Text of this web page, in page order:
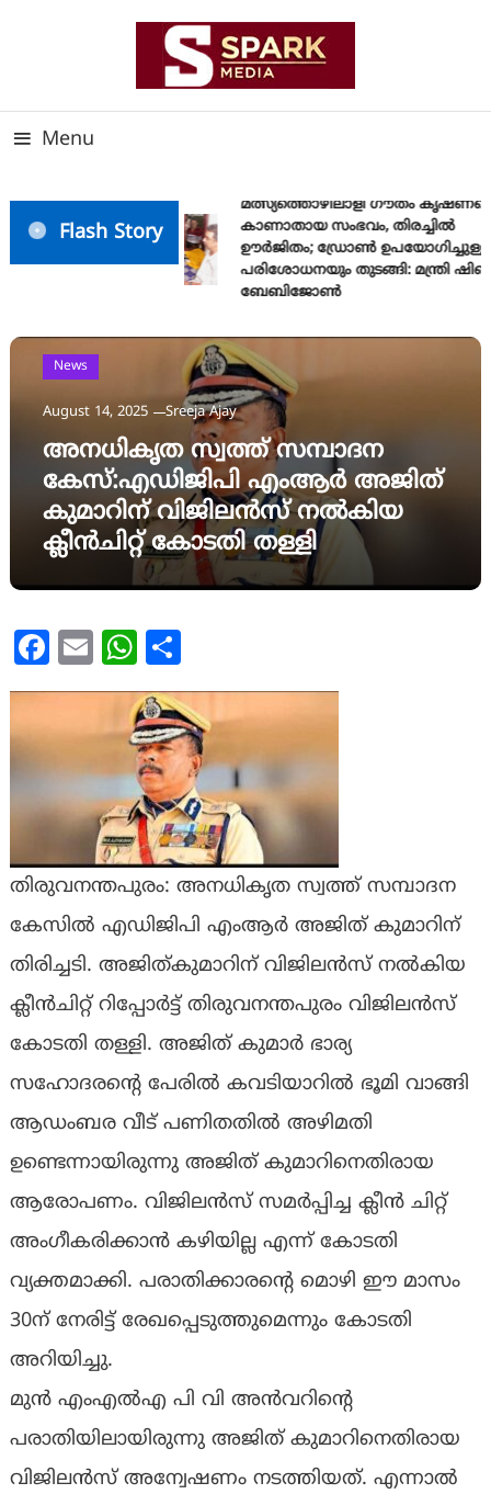
Menu
Flash Story
മത്സ്യത്തൊഴിലാളി ഗൗതം കൃഷ്ണയെ
കാണാതായ സംഭവം, തിരച്ചിൽ
ഊർജിതം; ഡ്രോണ്‍ ഉപയോഗിച്ചുള്ള
പരിശോധനയും തുടങ്ങി: മന്ത്രി ഷിബു
ബേബിജോണ്‍
News
August 14, 2025 Sreeja Ajay
അനധികൃത സ്വത്ത് സമ്പാദന
കേസ്:എഡിജിപി എംആർ അജിത്
കുമാറിന് വിജിലൻസ് നൽകിയ
ക്ലീൻചിറ്റ് കോടതി തള്ളി
Facebook
Email WhatsApp
തിരുവനന്തപുരം: അനധികൃത സ്വത്ത് സമ്പാദന
കേസിൽ എഡിജിപി എംആർ അജിത് കുമാറിന്
തിരിച്ചടി. അജിത്കുമാറിന് വിജിലൻസ് നൽകിയ
ക്ലീൻചിറ്റ് റിപ്പോർട്ട് തിരുവനന്തപുരം വിജിലൻസ്
കോടതി തള്ളി. അജിത് കുമാർ ഭാര്യ
സഹോദരന്‍റെ പേരിൽ കവടിയാറിൽ ഭൂമി വാങ്ങി
ആഡംബര വീട് പണിതതിൽ അഴിമതി
ഉണ്ടെന്നായിരുന്നു അജിത് കുമാറിനെതിരായ
ആരോപണം. വിജിലൻസ് സമർപ്പിച്ച ക്ലീൻ ചിറ്റ്
അംഗീകരിക്കാൻ കഴിയില്ല എന്ന് കോടതി
വ്യക്തമാക്കി. പരാതിക്കാരന്‍റെ മൊഴി ഈ മാസം
30ന് നേരിട്ട് രേഖപ്പെടുത്തുമെന്നും കോടതി
അറിയിച്ചു.
മുന്‍ എംഎല്‍എ പി വി അന്‍വറിന്റെ
പരാതിയിലായിരുന്നു അജിത് കുമാറിനെതിരായ
വിജിലൻസ് അന്വേഷണം നടത്തിയത്. എന്നാൽ